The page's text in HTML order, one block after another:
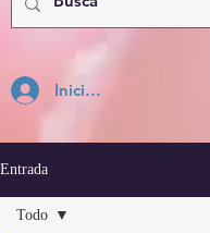
Inicia Sesión
Entrada
Todo